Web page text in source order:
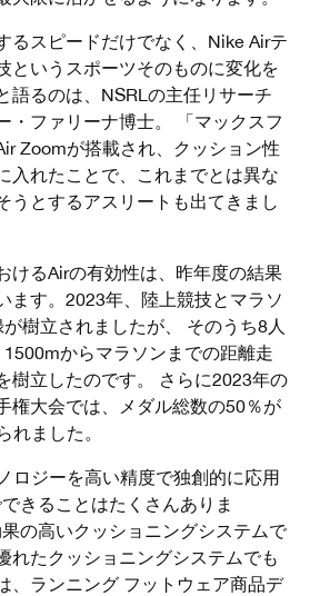
るスピードだけでなく、Nike Airテ
というスポーツそのものに変化を
語るのは、NSRLの主任リサーチ
・ファリーナ博士。 「マックスフ
Zoomが搭載され、クッション性
入れたことで、これまでとは異な
うとするアスリートも出てきまし
けるAirの有効性は、昨年度の結果
ます。2023年、陸上競技とマラソ
樹立されましたが、 そのうち8人
からマラソンまでの距離走
樹立したのです。 さらに2023年の
権大会では、メダル総数の50％が
れました。
ロジーを高い精度で独創的に応用
きることはたくさんありま
の高いクッショニングシステムで
れたクッショニングシステムでも
、ランニング フットウェア商品デ